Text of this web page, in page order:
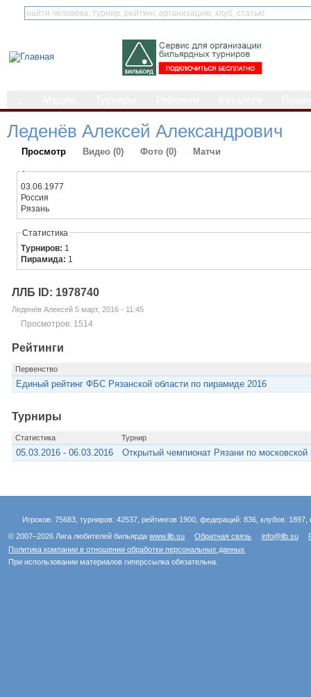
Леденёв Алексей Александрович
Просмотр Видео (0) Фото (0) Матчи
-
03.06.1977
Россия
Рязань
Статистика
Турниров: 1
Пирамида: 1
ЛЛБ ID: 1978740
Леденёв Алексей 5 март, 2016 - 11:45
Просмотров: 1514
Рейтинги
Первенство
Единый рейтинг ФБС Рязанской области по пирамиде 2016
Турниры
Статистика Турнир
05.03.2016 - 06.03.2016 Открытый чемпионат Рязани по
Игроков: 75683, турниров: 42537, рейтингов 1900, федераций: 836, клубов:
© 2007–2026 Лига любителей бильярдаwww.llb.su Обратная связь info@llb.su
Политика компании в отношении обработки персональных данных
При использовании материалов гиперссылка обязательна.